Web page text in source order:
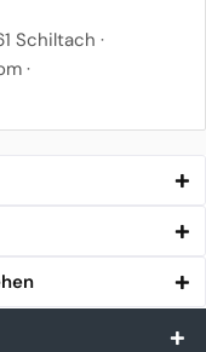
Schiltach ·
·